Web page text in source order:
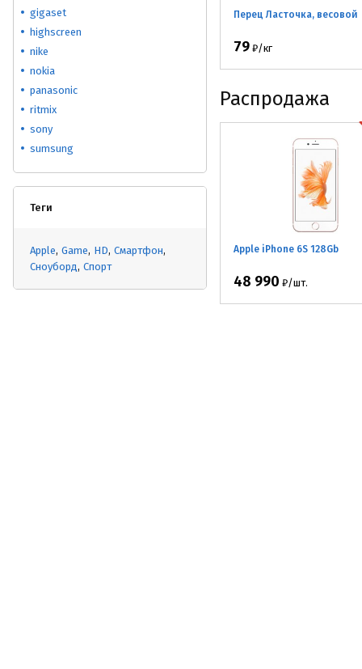
gigaset
highscreen
nike
nokia
panasonic
ritmix
sony
sumsung
Теги
Apple Game HD Смартфон
Сноуборд Спорт
Перец Ласточка, весовой
79 ₽/кг
Распродажа
Apple iPhone 6S 128Gb
48 990 ₽/шт.